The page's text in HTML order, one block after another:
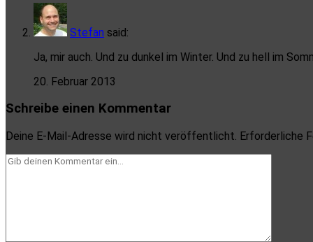
Stefan said:
Ja, mir auch. Und zu dunkel im Winter. Und zu hell im
20. Februar 2013
Schreibe einen Kommentar
Deine E-Mail-Adresse wird nicht veröffentlicht. Erforderliche
Dein